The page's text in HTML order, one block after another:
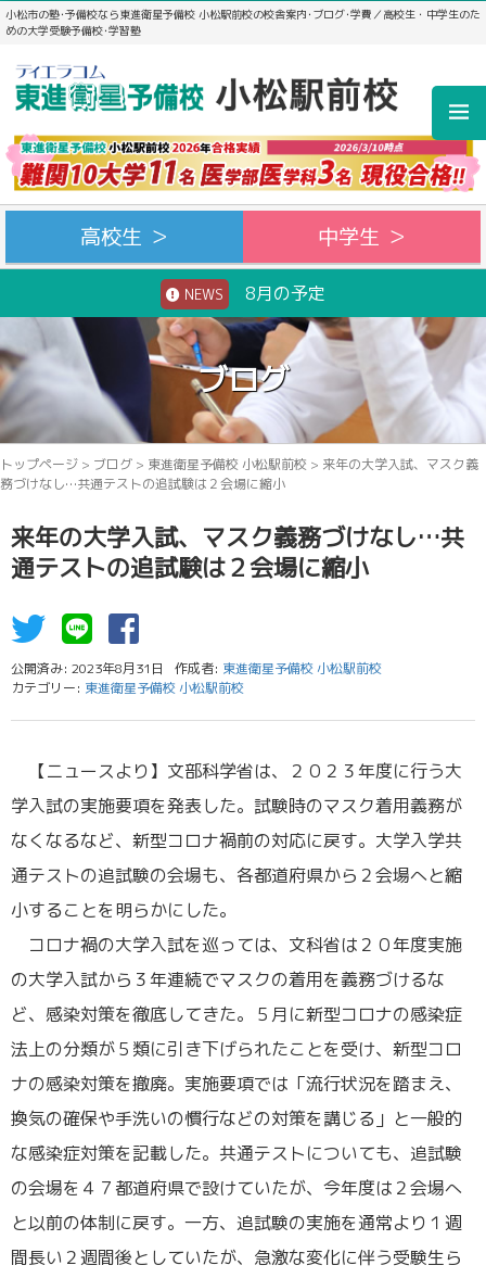
小松市の塾･予備校なら東進衛星予備校 小松駅前校の校舎案内･ブログ･学費／高校生・中学生のた
めの大学受験予備校･学習塾
高校生 ＞ 中学生 ＞
NEWS 8月の予定
ブログ
トップページ > ブログ > 東進衛星予備校 小松駅前校 > 来年の大学入試、マスク義
務づけなし…共通テストの追試験は２会場に縮小
来年の大学入試、マスク義務づけなし…共
通テストの追試験は２会場に縮小
公開済み: 2023年8月31日 作成者: 東進衛星予備校 小松駅前校
カテゴリー: 東進衛星予備校 小松駅前校
【ニュースより】文部科学省は、２０２３年度に行う大
学入試の実施要項を発表した。試験時のマスク着用義務が
なくなるなど、新型コロナ禍前の対応に戻す。大学入学共
通テストの追試験の会場も、各都道府県から２会場へと縮
小することを明らかにした。
コロナ禍の大学入試を巡っては、文科省は２０年度実施
の大学入試から３年連続でマスクの着用を義務づけるな
ど、感染対策を徹底してきた。５月に新型コロナの感染症
法上の分類が５類に引き下げられたことを受け、新型コロ
ナの感染対策を撤廃。実施要項では「流行状況を踏まえ、
換気の確保や手洗いの慣行などの対策を講じる」と一般的
な感染症対策を記載した。共通テストについても、追試験
の会場を４７都道府県で設けていたが、今年度は２会場へ
と以前の体制に戻す。一方、追試験の実施を通常より１週
間長い２週間後としていたが、急激な変化に伴う受験生ら